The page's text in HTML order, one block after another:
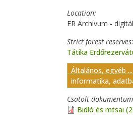
Location
ER Archívum -
Strict forest reserves
Tátika
Általános, egyéb ...
informatika,
Csatolt dokumentum
Bidló és mtsai